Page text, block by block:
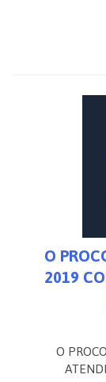
O
2019
O